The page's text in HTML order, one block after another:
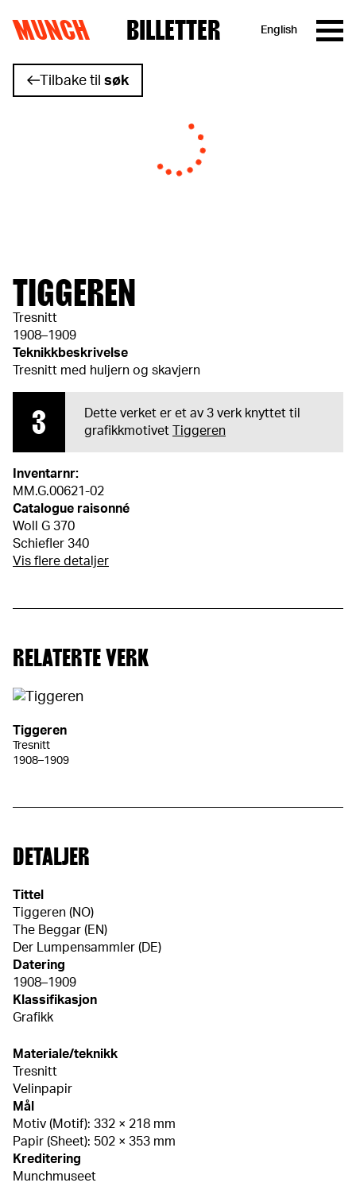
Hopp til innhold
MUNCH BILLETTER English
Tilbake til søk
TIGGEREN
Tresnitt
1908–1909
Teknikkbeskrivelse
Tresnitt med huljern og skavjern
3
Dette verket er et av 3 verk knyttet til
grafikkmotivet
Tiggeren
Inventarnr:
MM.G.00621-02
Catalogue raisonné
Woll G 370
Schiefler 340
Vis flere detaljer
RELATERTE VERK
Tiggeren
Tresnitt
1908–1909
DETALJER
Tittel
Tiggeren (NO)
The Beggar (EN)
Der Lumpensammler (DE)
Datering
1908–1909
Klassifikasjon
Grafikk
Materiale/teknikk
Tresnitt
Velinpapir
Mål
Motiv (Motif): 332 × 218 mm
Papir (Sheet): 502 × 353 mm
Kreditering
Munchmuseet